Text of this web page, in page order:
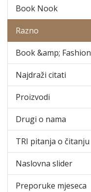
Book Nook
Razno
Book &amp; Fashion
Najdraži citati
Proizvodi
Drugi o nama
TRI pitanja o čitanju
Naslovna slider
Preporuke mjeseca